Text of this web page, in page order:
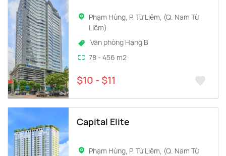
Phạm Hùng, P. Từ Liêm, (Q. Nam Từ
Liêm)
Văn phòng Hạng B
78 - 456 m2
$10 - $11
Capital Elite
Phạm Hùng, P. Từ Liêm, (Q. Nam Từ